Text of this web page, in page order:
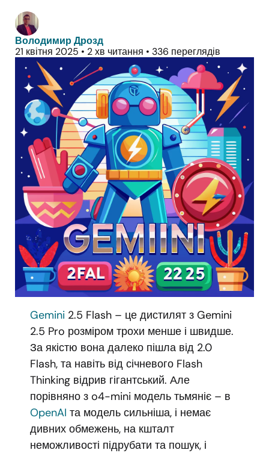
Володимир Дрозд
21 квітня 2025 • 2 хв читання • 336 переглядів
Gemini 2.5 Flash – це дистилят з Gemini
2.5 Pro розміром трохи менше і швидше.
За якістю вона далеко пішла від 2.0
Flash, та навіть від січневого Flash
Thinking відрив гігантський. Але
порівняно з o4-mini модель тьмяніє – в
OpenAI та модель сильніша, і немає
дивних обмежень, на кшталт
неможливості підрубати та пошук, і